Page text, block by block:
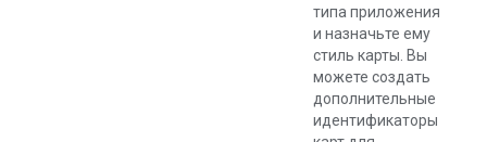
типа приложения
и назначьте ему
стиль карты. Вы
можете создать
дополнительные
идентификаторы